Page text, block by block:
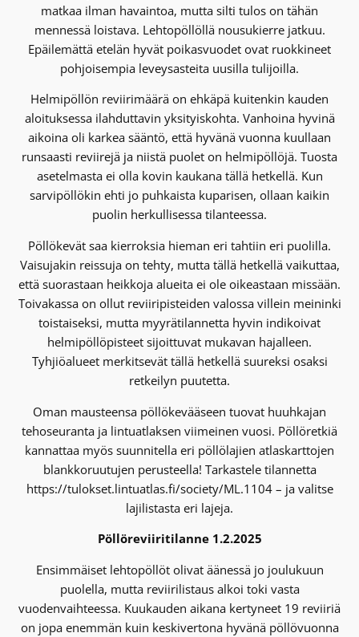
matkaa ilman havaintoa, mutta silti tulos on tähän
mennessä loistava. Lehtopöllöllä nousukierre jatkuu.
Epäilemättä etelän hyvät poikasvuodet ovat ruokkineet
pohjoisempia leveysasteita uusilla tulijoilla.
Helmipöllön reviirimäärä on ehkäpä kuitenkin kauden
aloituksessa ilahduttavin yksityiskohta. Vanhoina hyvinä
aikoina oli karkea sääntö, että hyvänä vuonna kuullaan
runsaasti reviirejä ja niistä puolet on helmipöllöjä. Tuosta
asetelmasta ei olla kovin kaukana tällä hetkellä. Kun
sarvipöllökin ehti jo puhkaista kuparisen, ollaan kaikin
puolin herkullisessa tilanteessa.
Pöllökevät saa kierroksia hieman eri tahtiin eri puolilla.
Vaisujakin reissuja on tehty, mutta tällä hetkellä vaikuttaa,
että suorastaan heikkoja alueita ei ole oikeastaan missään.
Toivakassa on ollut reviiripisteiden valossa villein meininki
toistaiseksi, mutta myyrätilannetta hyvin indikoivat
helmipöllöpisteet sijoittuvat mukavan hajalleen.
Tyhjiöalueet merkitsevät tällä hetkellä suureksi osaksi
retkeilyn puutetta.
Oman mausteensa pöllökevääseen tuovat huuhkajan
tehoseuranta ja lintuatlaksen viimeinen vuosi. Pöllöretkiä
kannattaa myös suunnitella eri pöllölajien atlaskarttojen
blankkoruutujen perusteella! Tarkastele tilannetta
https://tulokset.lintuatlas.fi/society/ML.1104 – ja valitse
lajilistasta eri lajeja.
Pöllöreviiritilanne 1.2.2025
Ensimmäiset lehtopöllöt olivat äänessä jo joulukuun
puolella, mutta reviirilistaus alkoi toki vasta
vuodenvaihteessa. Kuukauden aikana kertyneet 19 reviiriä
on jopa enemmän kuin keskivertona hyvänä pöllövuonna